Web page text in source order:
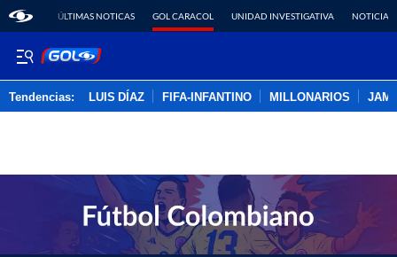
ÚLTIMAS NOTICAS GOL CARACOL UNIDAD INVESTIGATIVA NOTICIAS
Tendencias: LUIS DÍAZ FIFA-INFANTINO MILLONARIOS